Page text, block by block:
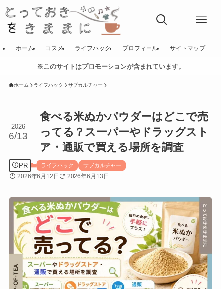
ホーム コスメ ライフハック プロフィール サイトマップ
※このサイトはプロモーションが含まれています。
ホーム ライフハック サブカルチャー
食べる米ぬかパウダーはどこで売
ってる？スーパーやドラッグスト
ア・通販で買える場所を調査
2026
6/13
PR ライフハック サブカルチャー
2026年6月12日 2026年6月13日